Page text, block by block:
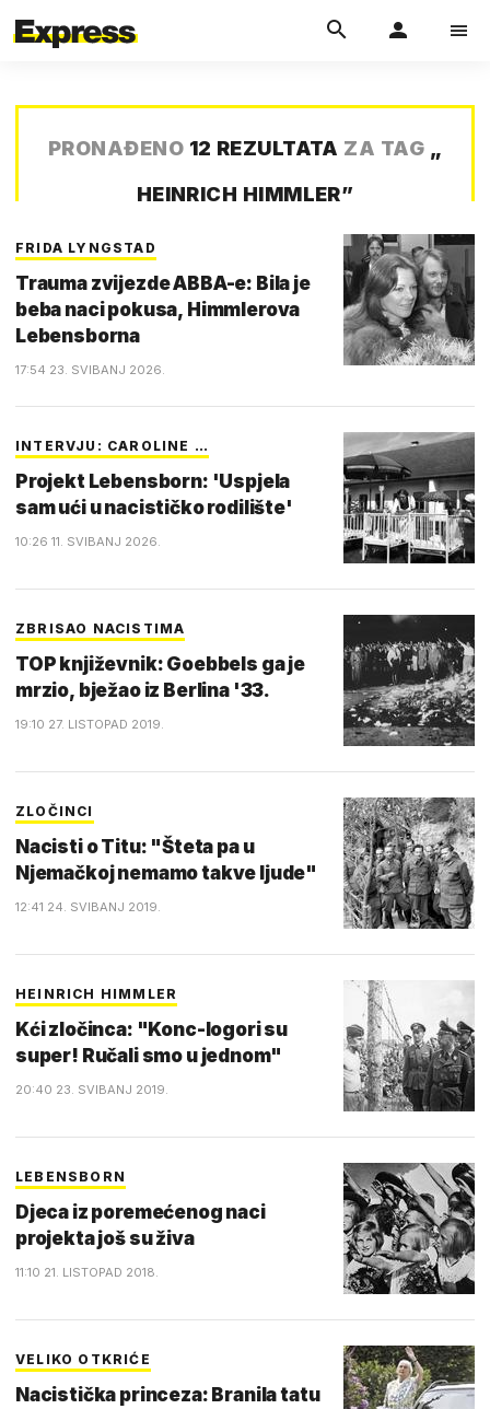
PRONAĐENO 12 REZULTATA ZA TAG „
HEINRICH HIMMLER”
FRIDA LYNGSTAD
Trauma zvijezde ABBA-e: Bila je
beba naci pokusa, Himmlerova
Lebensborna
17:54 23. SVIBANJ 2026.
INTERVJU: CAROLINE …
Projekt Lebensborn: 'Uspjela
sam ući u nacističko rodilište'
10:26 11. SVIBANJ 2026.
ZBRISAO NACISTIMA
TOP književnik: Goebbels ga je
mrzio, bježao iz Berlina '33.
19:10 27. LISTOPAD 2019.
ZLOČINCI
Nacisti o Titu: "Šteta pa u
Njemačkoj nemamo takve ljude"
12:41 24. SVIBANJ 2019.
HEINRICH HIMMLER
Kći zločinca: "Konc-logori su
super! Ručali smo u jednom"
20:40 23. SVIBANJ 2019.
LEBENSBORN
Djeca iz poremećenog naci
projekta još su živa
11:10 21. LISTOPAD 2018.
VELIKO OTKRIĆE
Nacistička princeza: Branila tatu